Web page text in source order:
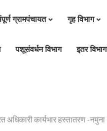
ग्रामपंचायत गृह विभाग
पशूसंवर्धन विभाग इतर विभाग
अधिकारी कार्यभार हस्तातरण -नमुना